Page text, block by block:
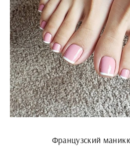
Французский